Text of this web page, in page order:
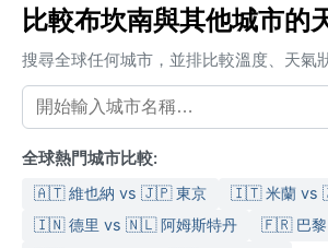
比較布坎南與其他城市的
搜尋全球任何城市，並排比較溫度、天氣
全球熱門城市比較:
🇦🇹 維也納 vs 🇯🇵 東京
🇮🇹 米蘭 vs
🇮🇳 德里 vs 🇳🇱 阿姆斯特丹
🇫🇷 巴